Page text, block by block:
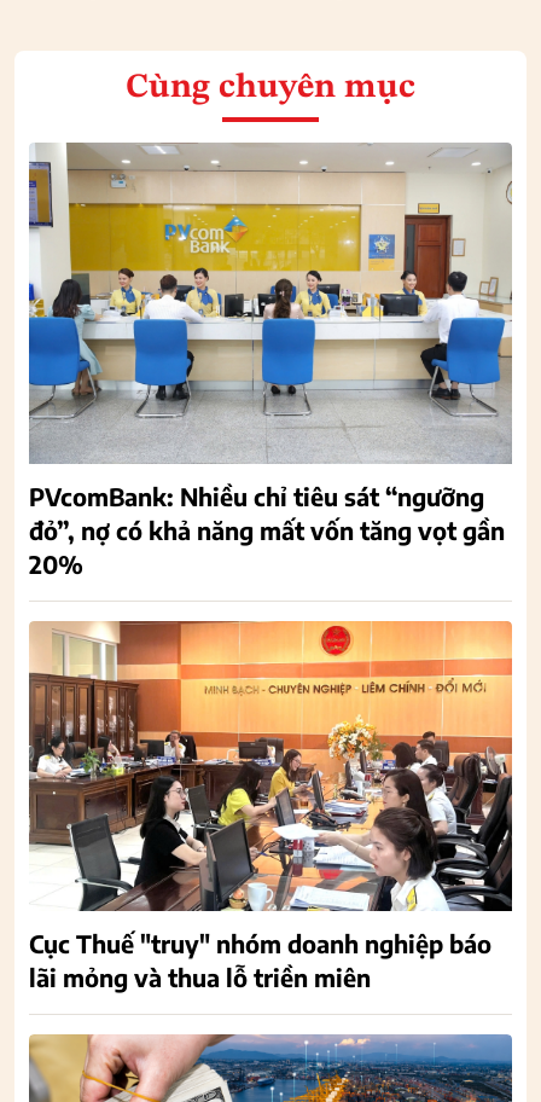
Cùng chuyên mục
PVcomBank: Nhiều chỉ tiêu sát “ngưỡng
đỏ”, nợ có khả năng mất vốn tăng vọt gần
20%
Cục Thuế "truy" nhóm doanh nghiệp báo
lãi mỏng và thua lỗ triền miên